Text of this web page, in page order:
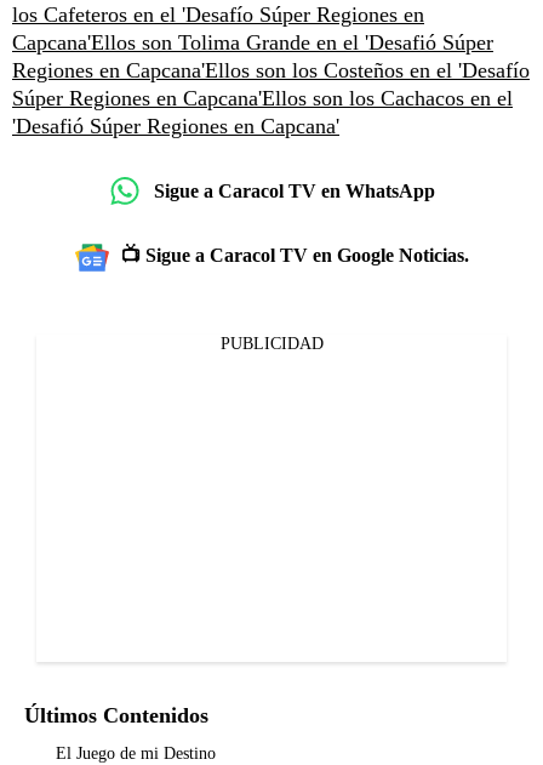
los Cafeteros en el 'Desafío Súper Regiones en
Capcana'Ellos son Tolima Grande en el 'Desafió Súper
Regiones en Capcana'Ellos son los Costeños en el 'Desafío
Súper Regiones en Capcana'Ellos son los Cachacos en el
'Desafió Súper Regiones en Capcana'
Sigue a Caracol TV en WhatsApp
📺 Sigue a Caracol TV en Google Noticias.
PUBLICIDAD
Últimos Contenidos
El Juego de mi Destino